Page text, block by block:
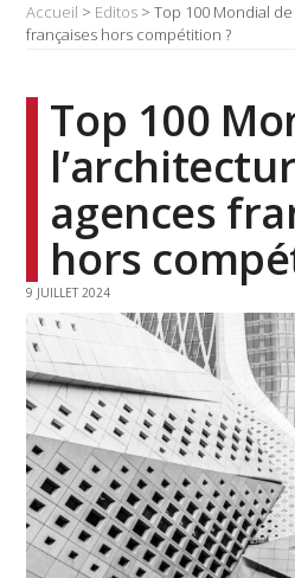
Accueil > Editos > Top 100 Mondial
françaises hors compétition ?
Top 100
agences
hors
9 JUILLET 2024